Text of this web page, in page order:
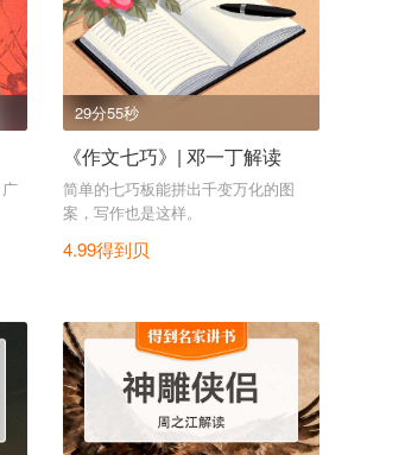
29分55秒
《作文七巧》| 邓一丁解读
简单的七巧板能拼出千变万化的图
案，写作也是这样。
4.99得到贝